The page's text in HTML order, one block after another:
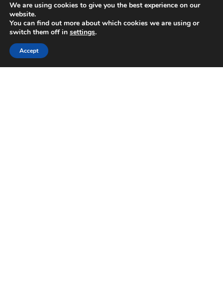
We are using cookies to give you the best experience on our
website.
You can find out more about which cookies we are using or
switch them off in settings.
Accept